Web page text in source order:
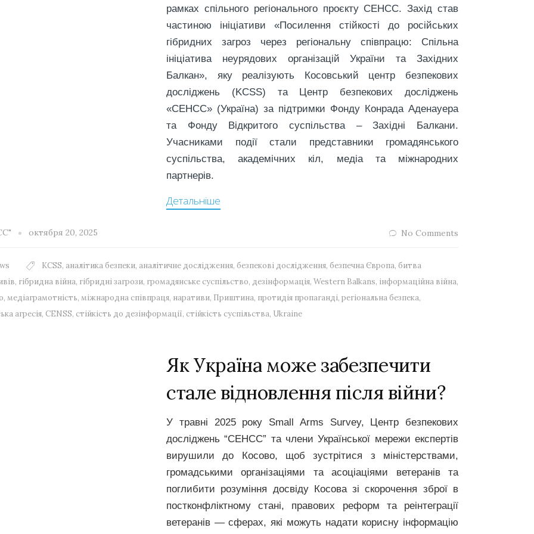
рамках спільного регіонального проєкту СЕНСС. Захід став
частиною ініціативи «Посилення стійкості до російських
гібридних загроз через регіональну співпрацю: Спільна
ініціатива неурядових організацій України та Західних
Балкан», яку реалізують Косовський центр безпекових
досліджень (KCSS) та Центр безпекових досліджень
«СЕНСС» (Україна) за підтримки Фонду Конрада Аденауера
та Фонду Відкритого суспільства – Західні Балкани.
Учасниками події стали представники громадянського
суспільства, академічних кіл, медіа та міжнародних
партнерів.
Детальніше
октября 20, 2025 No Comments
KCSS, аналітика безпеки, аналітичне дослідження, безпекові дослідження, безпечна Європа, битва
, гібридна війна, гібридні загрози, громадянське суспільство, дезінформація, Western Balkans, інформаційна війна,
, медіаграмотність, міжнародна співпраця, наративи, Приштина, протидія пропаганді, регіональна безпека,
агресія, CENSS, стійкість до дезінформації, стійкість суспільства, Ukraine
Як Україна може забезпечити
стале відновлення після війни?
У травні 2025 року Small Arms Survey,
Центр безпекових
досліджень “СЕНСС” та члени Української мережи експертів
вирушили до
Косово, щоб зустрітися з міністерствами,
громадськими організаціями та асоціаціями ветеранів та
поглибити розуміння досвіду Косова зі скорочення зброї в
постконфліктному стані, правових реформ та реінтеграції
ветеранів — сферах, які можуть надати корисну інформацію